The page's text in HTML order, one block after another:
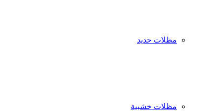
مظلات حديد
مظلات خشبية